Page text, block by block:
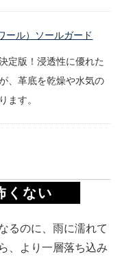
ール）ソールガード
定版！浸透性に優れた
、革底を乾燥や水気の
ます。
くない
るのに、雨に濡れて
、より一層落ち込み